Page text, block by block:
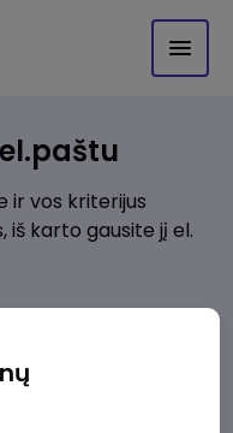
ir vos kriterijus
karto gausite jį el.